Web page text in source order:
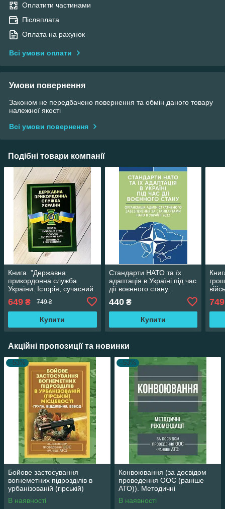
Оплатити частинами
Післяплата
Оплата на рахунок
Всі умови оплати
Умови повернення
Законом не передбачено повернення та обмін даного товару
належної якості
Всі умови повернення
Подібні товари компанії
Книга "Державна
прикордонна служба
України. Історія, сучасний
стан, основні нормативні
акти, коментарі"
649 ₴ 749 ₴
Купити
Стандарти НАТО та їх
адаптація в Україні під час
дії воєнного стану.
адміністративного
440₴
Купити
749
Акційні пропозиції та новинки
–53%
Бойове застосування
вогнеметних підрозділів в
урбанізованій (гірській)
місцевості (група, відділення,
взвод).
В наявності
–53%
Конвоювання (за досвідом
проведення ООС (раніше
АТО)). Методичні
рекомендації
В наявності